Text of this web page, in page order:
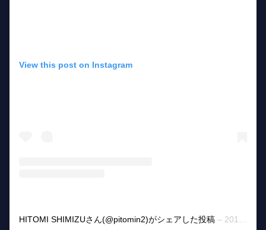
View this post on Instagram
HITOMI SHIMIZUさん(@pitomin2)がシェアした投稿 – 2015年11月月18日午前2時43分PST